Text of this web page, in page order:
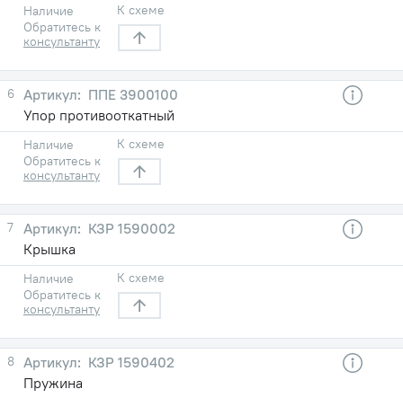
Наличие
Обратитесь к
консультанту
К схеме
6
ППЕ 3900100
Упор противооткатный
Наличие
Обратитесь к
консультанту
К схеме
7
КЗР 1590002
Крышка
Наличие
Обратитесь к
консультанту
К схеме
8
КЗР 1590402
Пружина